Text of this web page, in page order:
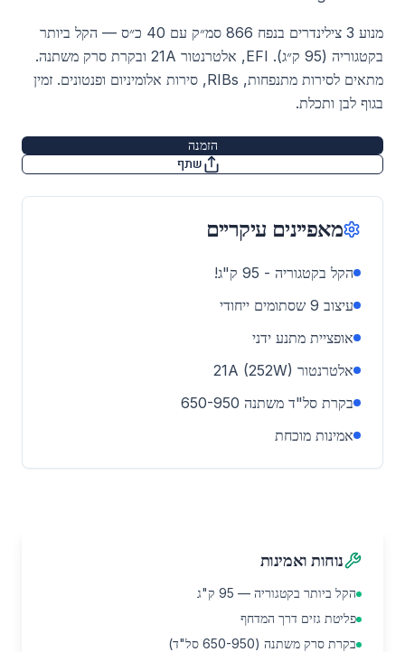
מנוע 3 צילינדרים בנפח 866 סמ״ק עם 40 כ״ס — הקל ביותר
בקטגוריה (95 ק״ג). EFI, אלטרנטור 21A ובקרת סרק משתנה.
מתאים לסירות מתנפחות, RIBs, סירות אלומיניום ופנטונים. זמין
בגוף לבן ותכלת.
הזמנה
שתף
מאפיינים עיקריים
הקל בקטגוריה - 95 ק"ג!
עיצוב 9 שסתומים ייחודי
אופציית מתנע ידני
אלטרנטור 21A (252W)
בקרת סל"ד משתנה 650-950
אמינות מוכחת
נוחות ואמינות
הקל ביותר בקטגוריה — 95 ק"ג
פליטת גזים דרך המדחף
בקרת סרק משתנה (650-950 סל"ד)